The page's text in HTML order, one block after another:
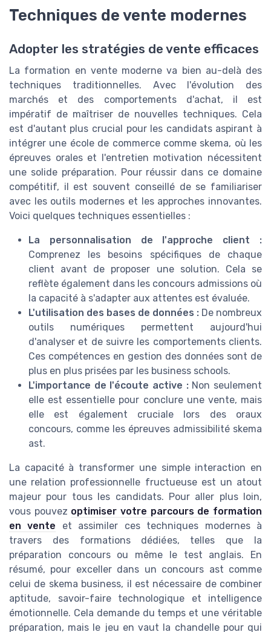
Techniques de vente modernes
Adopter les stratégies de vente efficaces
La formation en vente moderne va bien au-delà des
techniques traditionnelles. Avec l'évolution des
marchés et des comportements d'achat, il est
impératif de maîtriser de nouvelles techniques. Cela
est d'autant plus crucial pour les candidats aspirant à
intégrer une école de commerce comme skema, où les
épreuves orales et l'entretien motivation nécessitent
une solide préparation. Pour réussir dans ce domaine
compétitif, il est souvent conseillé de se familiariser
avec les outils modernes et les approches innovantes.
Voici quelques techniques essentielles :
La personnalisation de l'approche client :
Comprenez les besoins spécifiques de chaque
client avant de proposer une solution. Cela se
reflète également dans les concours admissions où
la capacité à s'adapter aux attentes est évaluée.
L'utilisation des bases de données : De nombreux
outils numériques permettent aujourd'hui
d'analyser et de suivre les comportements clients.
Ces compétences en gestion des données sont de
plus en plus prisées par les business schools.
L'importance de l'écoute active :Non seulement
elle est essentielle pour conclure une vente, mais
elle est également cruciale lors des oraux
concours, comme les épreuves admissibilité skema
ast.
La capacité à transformer une simple interaction en
une relation professionnelle fructueuse est un atout
majeur pour tous les candidats. Pour aller plus loin,
vous pouvez optimiser votre parcours de formation
en vente et assimiler ces techniques modernes à
travers des formations dédiées, telles que la
préparation concours ou même le test anglais. En
résumé, pour exceller dans un concours ast comme
celui de skema business, il est nécessaire de combiner
aptitude, savoir-faire technologique et intelligence
émotionnelle. Cela demande du temps et une véritable
préparation, mais le jeu en vaut la chandelle pour qui